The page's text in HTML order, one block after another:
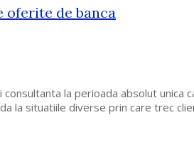
oferite de banca
la perioada absolut
la situatiile diverse prin care trec